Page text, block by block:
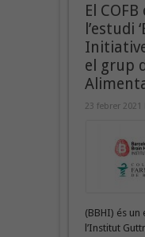
El
l’estudi
el grup
23 febrer 2021
(BBHI) és
l’Institut